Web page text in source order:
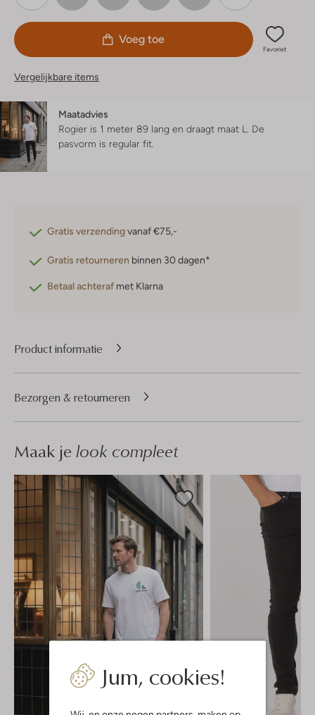
Jum, cookies!
Voeg toe
Favoriet
Vergelijkbare items
Maatadvies
Rogier is 1 meter 89 lang en draagt maat L. De
pasvorm is regular fit
Gratis verzendingvanaf €75,-
Gratis retourneren binnen 30 dagen*
Betaal achteraf met Klarna
Product informatie
Bezorgen & retourneren
Maak je look compleet